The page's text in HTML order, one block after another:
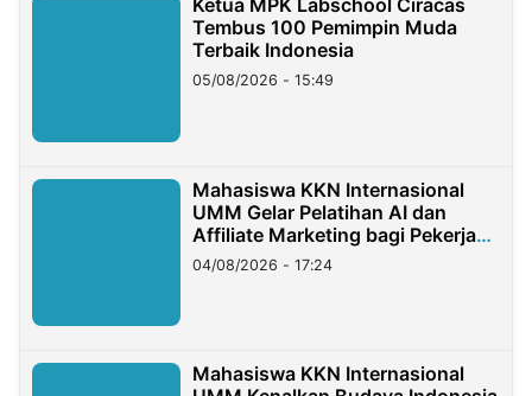
Tembus 100 Pemimpin Muda
Terbaik Indonesia
05/08/2026 - 15:49
Mahasiswa KKN Internasional
UMM Gelar Pelatihan AI dan
Affiliate Marketing bagi Pekerja
Migran Indonesia di Taiwan
04/08/2026 - 17:24
Mahasiswa KKN Internasional